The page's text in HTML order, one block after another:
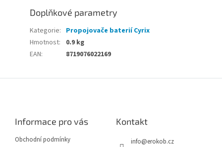
Doplňkové parametry
Kategorie: Propojovače baterií Cyrix
Hmotnost:
0.9 kg
EAN: 8719076022169
Informace pro vás
Obchodní podmínky
Kontakt
info@erokob.cz